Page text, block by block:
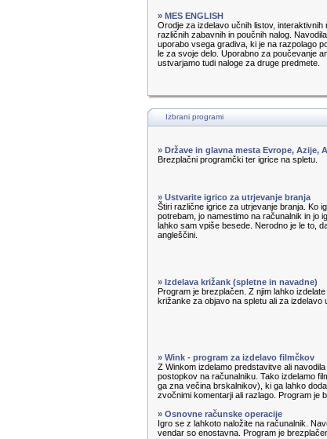
» MES ENGLISH
Orodje za izdelavo učnih listov,
različnih zabavnih in poučnih nalog.
uporabo vsega gradiva, ki je na razpolago
le za svoje delo. Uporabno za poučevanje
ustvarjamo tudi naloge za druge predmete.
Izbrani programi
» Države in glavna mesta Evrope, Azije,
Brezplačni programčki ter igrice na spletu.
» Ustvarite igrico za utrjevanje branja
Štiri različne igrice za utrjevanje branja. Ko
potrebam, jo namestimo na računalnik in jo
lahko sam vpiše besede. Nerodno je le to,
angleščini.
» Izdelava križank (spletne in navadne)
Program je brezplačen. Z njim lahko
križanke za objavo na spletu ali za izdelavo
» Wink - program za izdelavo filmčkov
Z Winkom izdelamo predstavitve ali
postopkov na računalniku. Tako izdelamo
ga zna večina brskalnikov), ki ga lahko
zvočnimi komentarji ali razlago. Program je
» Osnovne računske operacije
Igro se z lahkoto naložite na računalnik.
vendar so enostavna. Program je